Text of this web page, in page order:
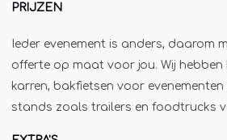
Wafelkraam
Winterkraam
Winterhuisje
PRIJZEN
Ieder evenement is anders, daarom
offerte op maat voor jou. Wij
karren, bakfietsen voor
stands zoals trailers en foodtrucks